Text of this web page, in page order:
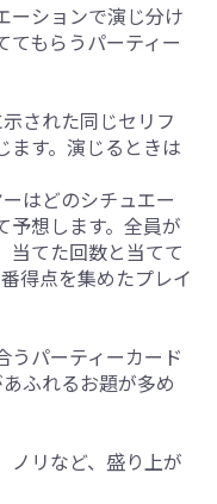
ーションで演じ分け
てもらうパーティー
された同じセリフ
ます。演じるときは
はどのシチュエー
予想します。全員が
当てた回数と当てて
得点を集めたプレイ
うパーティーカード
ふれるお題が多め
ノリなど、盛り上が